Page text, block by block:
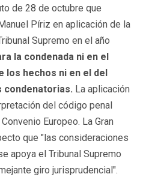
de 28 de octubre que
Píriz en aplicación de la
Supremo en el año
la condenada ni en el
los hechos ni en el del
condenatorias. La aplicación
del código penal
Europeo. La Gran
que "las consideraciones
apoya el Tribunal Supremo
giro jurisprudencial".